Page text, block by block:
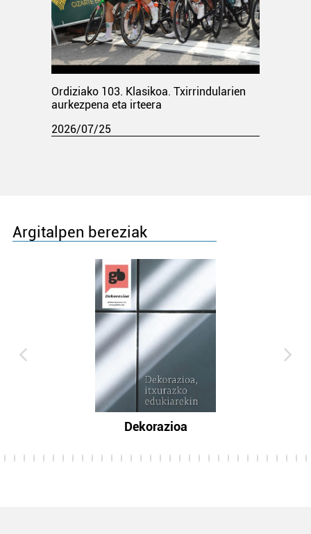
Ordiziako 103. Klasikoa. Txirrindularien
aurkezpena eta irteera
2026/07/25
Argitalpen bereziak
Dekorazioa